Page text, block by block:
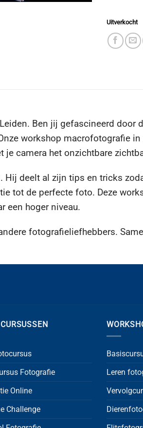
Uitverkocht
Ben jij gefascineerd door
workshop macrofotografie
je camera het onzichtbare
Hij deelt al zijn tips en tricks
tot de perfecte foto. Deze
een hoger niveau.
fotografieliefhebbers.
Fotografie
Online
Challenge
Leren